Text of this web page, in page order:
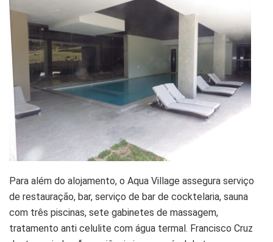
Para além do alojamento, o Aqua Village assegura serviço
de restauração, bar, serviço de bar de cocktelaria, sauna
com três piscinas, sete gabinetes de massagem,
tratamento anti celulite com água termal. Francisco Cruz